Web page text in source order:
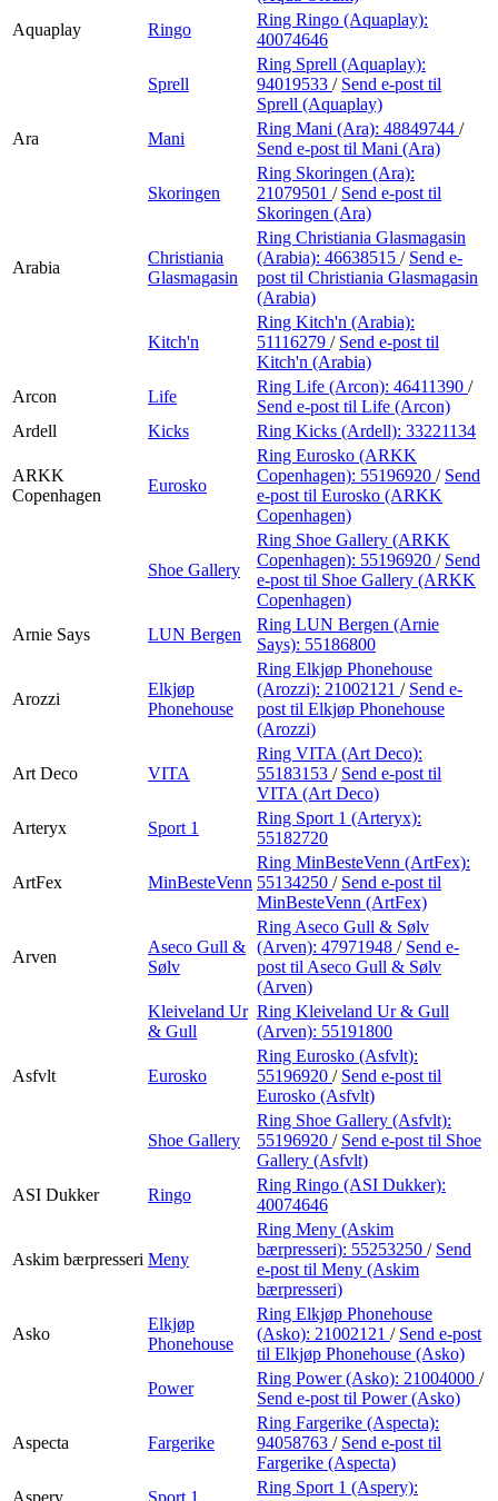
Aquaplay
Ringo
Ring Ringo (Aquaplay):
40074646
Sprell
Ring Sprell (Aquaplay):
94019533 / Send e-post til
Sprell (Aquaplay)
Ara
Mani
Ring Mani (Ara): 48849744 /
Send e-post til Mani (Ara)
Skoringen
Ring Skoringen (Ara):
21079501 / Send e-post til
Skoringen (Ara)
Arabia
Christiania
Glasmagasin
Ring Christiania Glasmagasin
(Arabia): 46638515 / Send e-
post til Christiania Glasmagasin
(Arabia)
Kitch'n
Ring Kitch'n (Arabia):
51116279 / Send e-post til
Kitch'n (Arabia)
Arcon
Life
Ring Life (Arcon): 46411390 /
Send e-post til Life (Arcon)
Ardell
Kicks Ring Kicks (Ardell): 33221134
ARKK
Copenhagen
Eurosko
Ring Eurosko (ARKK
Copenhagen): 55196920 / Send
e-post til Eurosko (ARKK
Copenhagen)
Shoe Gallery
Ring Shoe Gallery (ARKK
Copenhagen): 55196920 / Send
e-post til Shoe Gallery (ARKK
Copenhagen)
Arnie Says
LUN Bergen
Ring LUN Bergen (Arnie
Says): 55186800
Arozzi
Elkjøp
Phonehouse
Ring Elkjøp Phonehouse
(Arozzi): 21002121 / Send e-
post til Elkjøp Phonehouse
(Arozzi)
Art Deco VITA
Ring VITA (Art Deco):
55183153 / Send e-post til
VITA (Art Deco)
Arteryx
Sport 1
Ring Sport 1 (Arteryx):
55182720
ArtFex MinBesteVenn
Ring MinBesteVenn (ArtFex):
55134250 / Send e-post til
MinBesteVenn (ArtFex)
Arven
Aseco Gull &
Sølv
Ring Aseco Gull & Sølv
(Arven): 47971948 / Send e-
post til Aseco Gull & Sølv
(Arven)
Kleiveland Ur
& Gull
Ring Kleiveland Ur & Gull
(Arven): 55191800
Asfvlt Eurosko
Ring Eurosko (Asfvlt):
55196920 / Send e-post til
Eurosko (Asfvlt)
Shoe Gallery
Ring Shoe Gallery (Asfvlt):
55196920 / Send e-post til Shoe
Gallery (Asfvlt)
ASI Dukker
Ringo
Ring Ringo (ASI Dukker):
40074646
Askim bærpresseri Meny
Ring Meny (Askim
bærpresseri): 55253250 / Send
e-post til Meny (Askim
bærpresseri)
Asko
Elkjøp
Phonehouse
Ring Elkjøp Phonehouse
(Asko): 21002121 / Send e-post
til Elkjøp Phonehouse (Asko)
Power
Ring Power (Asko): 21004000 /
Send e-post til Power (Asko)
Aspecta Fargerike
Ring Fargerike (Aspecta):
94058763 / Send e-post til
Fargerike (Aspecta)
Aspery
Sport 1
Ring Sport 1 (Aspery):